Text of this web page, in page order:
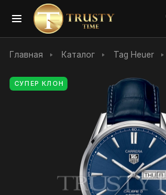
Главная Каталог Tag Heuer
СУПЕР КЛОН